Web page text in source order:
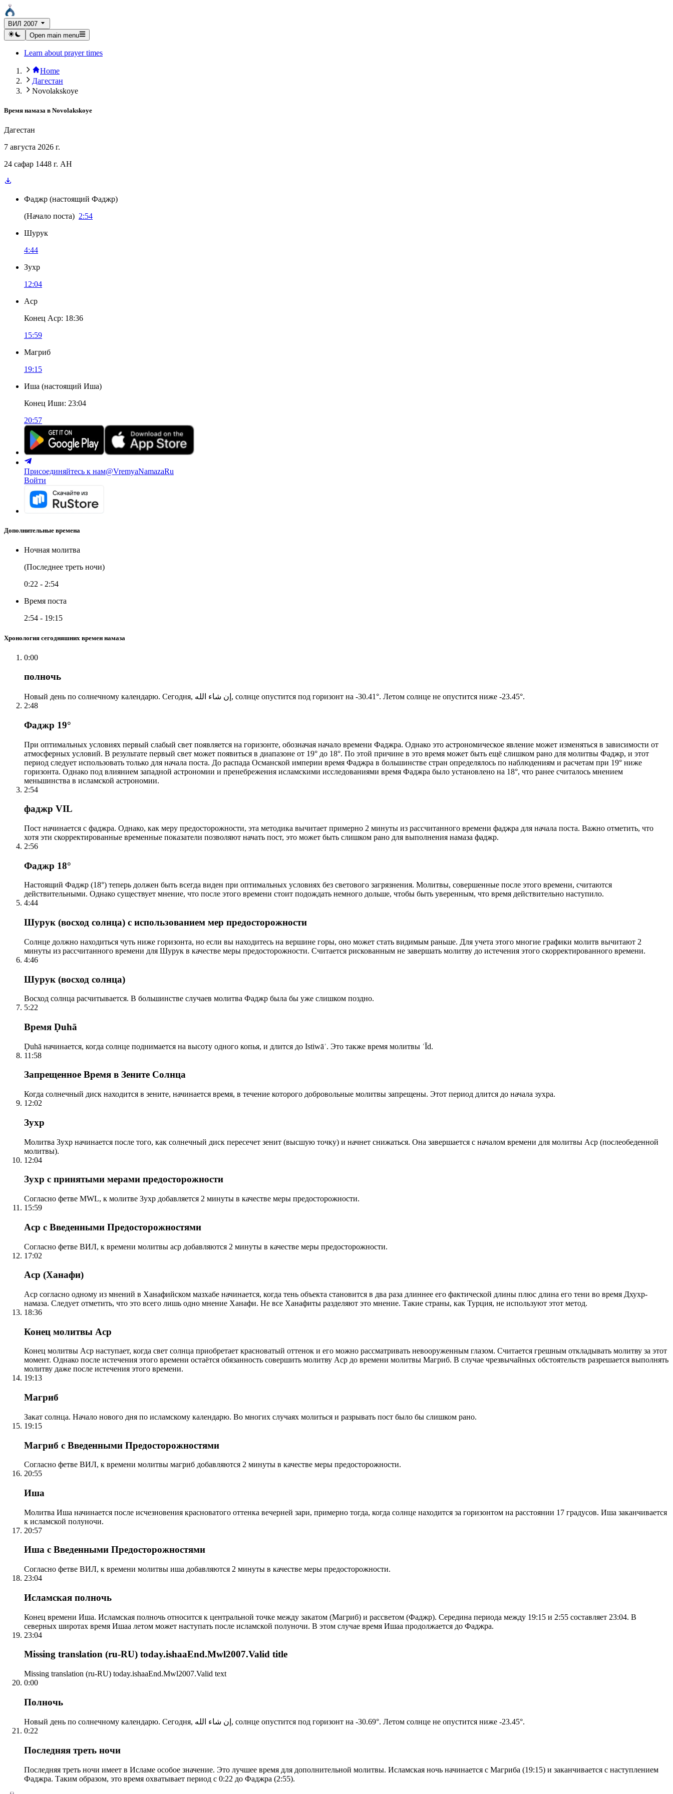
ВИЛ 2007
Open main menu
Learn about prayer times
Home
Дагестан
Novolakskoye
Время намаза в Novolakskoye
Дагестан
7 августа 2026 г.
24 сафар 1448 г. AH
Фаджр (настоящий Фаджр)
(Начало поста) 2:54
Шурук
4:44
Зухр
12:04
Аср
Конец Аср: 18:36
15:59
Магриб
19:15
Иша (настоящий Иша)
Конец Иши: 23:04
20:57
Присоединяйтесь к нам@VremyaNamazaRu
Войти
Дополнительные времена
Ночная молитва
(Последнее треть ночи)
0:22 - 2:54
Время поста
2:54 - 19:15
Хронология сегодняшних времен намаза
0:00
полночь
Новый день по солнечному календарю. Сегодня, إن شاء الله, солнце опустится под горизонт на -30.41°. Летом солнце не опустится ниже -23.45°.
2:48
Фаджр 19°
При оптимальных условиях первый слабый свет появляется на горизонте, обозначая начало времени Фаджра. Однако это астрономическое явление может изменяться в зависимости от
атмосферных условий. В результате первый свет может появиться в диапазоне от 19° до 18°. По этой причине в это время может быть ещё слишком рано для молитвы Фаджр, и этот
период следует использовать только для начала поста. До распада Османской империи время Фаджра в большинстве стран определялось по наблюдениям и расчетам при 19° ниже
горизонта. Однако под влиянием западной астрономии и пренебрежения исламскими исследованиями время Фаджра было установлено на 18°, что ранее считалось мнением
меньшинства в исламской астрономии.
2:54
фаджр VIL
Пост начинается с фаджра. Однако, как меру предосторожности, эта методика вычитает примерно 2 минуты из рассчитанного времени фаджра для начала поста. Важно отметить, что
хотя эти скорректированные временные показатели позволяют начать пост, это может быть слишком рано для выполнения намаза фаджр.
2:56
Фаджр 18°
Настоящий Фаджр (18°) теперь должен быть всегда виден при оптимальных условиях без светового загрязнения. Молитвы, совершенные после этого времени, считаются
действительными. Однако существует мнение, что после этого времени стоит подождать немного дольше, чтобы быть уверенным, что время действительно наступило.
4:44
Шурук (восход солнца) с использованием мер предосторожности
Солнце должно находиться чуть ниже горизонта, но если вы находитесь на вершине горы, оно может стать видимым раньше. Для учета этого многие графики молитв вычитают 2
минуты из рассчитанного времени для Шурук в качестве меры предосторожности. Считается рискованным не завершать молитву до истечения этого скорректированного времени.
4:46
Шурук (восход солнца)
Восход солнца расчитывается. В большинстве случаев молитва Фаджр была бы уже слишком поздно.
5:22
Время Ḍuhā
Ḍuhā начинается, когда солнце поднимается на высоту одного копья, и длится до Istiwāʾ. Это также время молитвы ʿĪd.
11:58
Запрещенное Время в Зените Солнца
Когда солнечный диск находится в зените, начинается время, в течение которого добровольные молитвы запрещены. Этот период длится до начала зухра.
12:02
Зухр
Молитва Зухр начинается после того, как солнечный диск пересечет зенит (высшую точку) и начнет снижаться. Она завершается с началом времени для молитвы Аср (послеобеденной
молитвы).
12:04
Зухр с принятыми мерами предосторожности
Согласно фетве MWL, к молитве Зухр добавляется 2 минуты в качестве меры предосторожности.
15:59
Аср с Введенными Предосторожностями
Согласно фетве ВИЛ, к времени молитвы аср добавляются 2 минуты в качестве меры предосторожности.
17:02
Аср (Ханафи)
Аср согласно одному из мнений в Ханафийском мазхабе начинается, когда тень объекта становится в два раза длиннее его фактической длины плюс длина его тени во время Дхухр-
намаза. Следует отметить, что это всего лишь одно мнение Ханафи. Не все Ханафиты разделяют это мнение. Такие страны, как Турция, не используют этот метод.
18:36
Конец молитвы Аср
Конец молитвы Аср наступает, когда свет солнца приобретает красноватый оттенок и его можно рассматривать невооруженным глазом. Считается грешным откладывать молитву за этот
момент. Однако после истечения этого времени остаётся обязанность совершить молитву Аср до времени молитвы Магриб. В случае чрезвычайных обстоятельств разрешается выполнять
молитву даже после истечения этого времени.
19:13
Магриб
Закат солнца. Начало нового дня по исламскому календарю. Во многих случаях молиться и разрывать пост было бы слишком рано.
19:15
Магриб с Введенными Предосторожностями
Согласно фетве ВИЛ, к времени молитвы магриб добавляются 2 минуты в качестве меры предосторожности.
20:55
Иша
Молитва Иша начинается после исчезновения красноватого оттенка вечерней зари, примерно тогда, когда солнце находится за горизонтом на расстоянии 17 градусов. Иша заканчивается
к исламской полуночи.
20:57
Иша с Введенными Предосторожностями
Согласно фетве ВИЛ, к времени молитвы иша добавляются 2 минуты в качестве меры предосторожности.
23:04
Исламская полночь
Конец времени Иша. Исламская полночь относится к центральной точке между закатом (Магриб) и рассветом (Фаджр). Середина периода между 19:15 и 2:55 составляет 23:04. В
северных широтах время Ишаа летом может наступать после исламской полуночи. В этом случае время Ишаа продолжается до Фаджра.
23:04
Missing translation (ru-RU) today.ishaaEnd.Mwl2007.Valid title
Missing translation (ru-RU) today.ishaaEnd.Mwl2007.Valid text
0:00
Полночь
Новый день по солнечному календарю. Сегодня, إن شاء الله, солнце опустится под горизонт на -30.69°. Летом солнце не опустится ниже -23.45°.
0:22
Последняя треть ночи
Последняя треть ночи имеет в Исламе особое значение. Это лучшее время для дополнительной молитвы. Исламская ночь начинается с Магриба (19:15) и заканчивается с наступлением
Фаджра. Таким образом, это время охватывает период с 0:22 до Фаджра (2:55).